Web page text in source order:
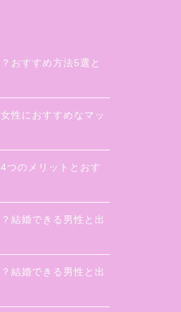
おすすめ方法5選と
性におすすめなマッ
つのメリットとおす
結婚できる男性と出
結婚できる男性と出